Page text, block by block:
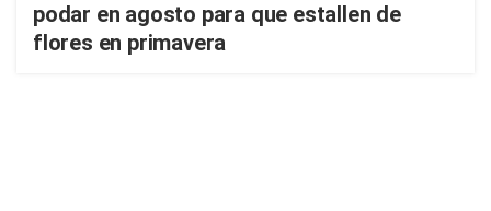
podar en agosto para que estallen de
flores en primavera